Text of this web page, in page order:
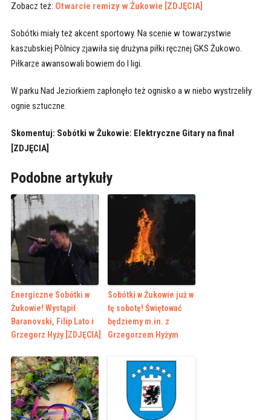
Zobacz też: Otwarcie remizy w Żukowie [ZDJĘCIA]
Sobótki miały też akcent sportowy. Na scenie w towarzystwie
kaszubskiej Pòlnicy zjawiła się drużyna piłki ręcznej GKS Żukowo.
Piłkarze awansowali bowiem do I ligi.
W parku Nad Jeziorkiem zapłonęło też ognisko a w niebo wystrzeliły
ognie sztuczne.
Skomentuj: Sobótki w Żukowie: Elektryczne Gitary na finał
[ZDJĘCIA]
Podobne artykuły
Energiczne Sobótki w
Żukowie! Wystąpił
Baranovski, Filip Lato i
Grzegorz Hyży [ZDJĘCIA]
Sobótki w Żukowie już w
tę sobotę! Świętować
będziemy m.in. z
Grzegorzem Hyżym